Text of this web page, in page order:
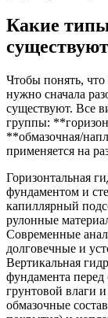
Какие
Чтобы понять, что
нужно сначала
существуют. Все
группы:
**обмазочная/
применяется на
Горизонтальная
фундаментом и
капиллярный
рулонные
Современные
долговечные и
Вертикальная
фундамента
грунтовой влаги
обмазочные